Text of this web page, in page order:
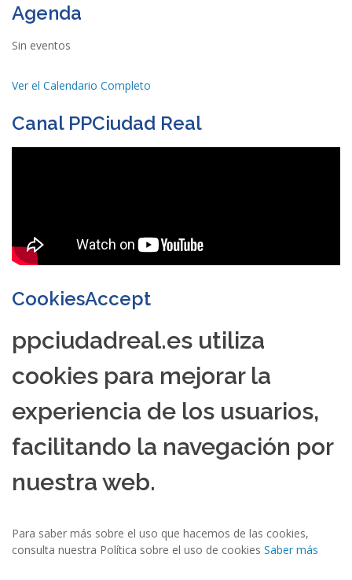
Agenda
Sin eventos
Ver el Calendario Completo
Canal PPCiudad Real
CookiesAccept
ppciudadreal.es utiliza
cookies para mejorar la
experiencia de los usuarios,
facilitando la navegación por
nuestra web.
Para saber más sobre el uso que hacemos de las cookies,
consulta nuestra Política sobre el uso de cookies Saber más